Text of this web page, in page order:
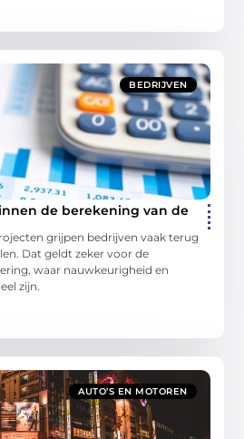
BEDRIJVEN
de berekening van de
grijpen bedrijven vaak terug
Dat geldt zeker voor de
waar nauwkeurigheid en
zijn.
AUTO’S EN MOTOREN